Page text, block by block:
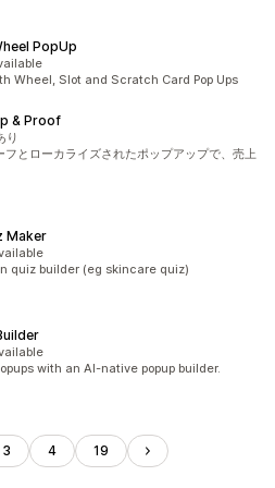
PopUp
Wheel, Slot and Scratch Card Pop Ups
& Proof
り
とローカライズされたポップアップで、売上
Maker
quiz builder (eg skincare quiz)
with an AI-native popup builder.
3 4 19